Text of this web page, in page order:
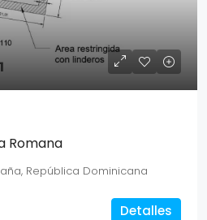
Romana
República Dominicana
Detalles